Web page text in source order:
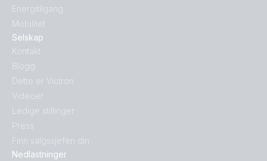
Nedlastninger
Energitilgang
Mobilitet
Selskap
Kontakt
Blogg
Dette er Victron
Videoer
Ledige stillinger
Press
Finn salgssjefen din